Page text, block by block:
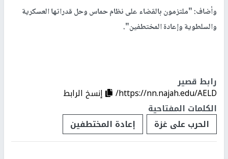
وأضاف: "ملتزمون بالقضاء على نظام حماس وحل قدراتها العسكرية
والسلطوية وإعادة المختطفين".
رابط قصير
https://nn.najah.edu/AELD/
إنسخ الرابط
الكلمات المفتاحية
الحرب على غزة
إعادة المختطفين